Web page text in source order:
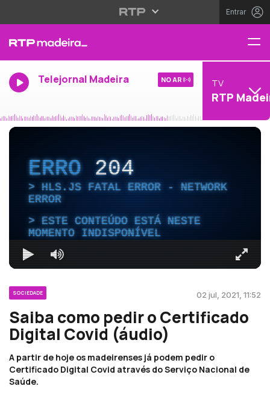
Entrar
Telejornal Madeira NO AR TV
RTP
ERRO204
HLS.JS FATAL ERROR - NETWORK
ERROR
ESTE CONTEÚDO ESTÁ NESTE
MOMENTO INDISPONÍVEL
SOCIEDADE 02 jul, 2021, 11:52
Saiba como pedir o Certificado
Digital Covid (áudio)
A partir de hoje os madeirenses já podem pedir o
Certificado Digital Covid através do Serviço Nacional de
Saúde.